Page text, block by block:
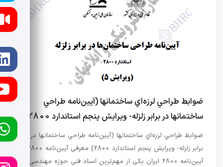
ضوابط طراحي لرزه‌اي ساختمانها (آيين‌نامه طراحي
ساختمانها در برابر زلزله- ويرايش پنجم استاندارد 2800)
ضوابط طراحي لرزه‌اي ساختمانها (آيين‌نامه طراحي ساختمانها در
برابر زلزله- ويرايش پنجم استاندارد 2800) معرفی آیین‌نامه 2800
آیین‌نامه 2800 ایران یکی از مهم‌ترین اسناد فنی حوزه مهندسی